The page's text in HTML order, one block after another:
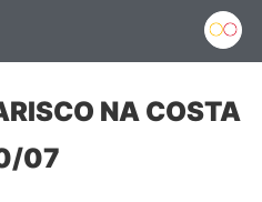
NA COSTA
07